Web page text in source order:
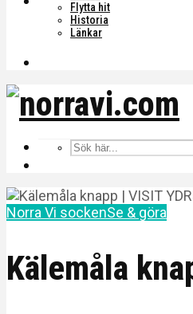
Flytta hit
Historia
Länkar
Norra Vi sockenSe & göra
Kälemåla